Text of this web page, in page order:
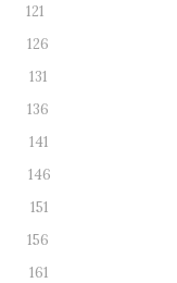
121
126
131
136
141
146
151
156
161